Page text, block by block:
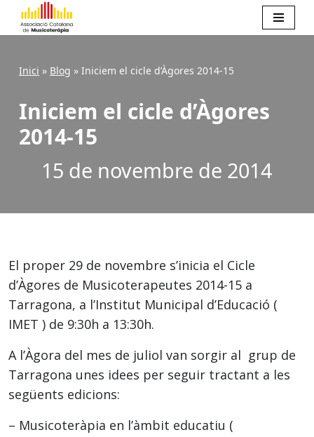
to
content
Inici » Blog » Iniciem el cicle d’Àgores 2014-15
Iniciem el cicle d’Àgores
2014-15
15 de novembre de 2014
El proper 29 de novembre s’inicia el Cicle
d’Àgores de Musicoterapeutes 2014-15 a
Tarragona, a l’Institut Municipal d’Educació (
IMET ) de 9:30h a 13:30h.
A l’Àgora del mes de juliol van sorgir al grup de
Tarragona unes idees per seguir tractant a les
següents edicions:
– Musicoteràpia en l’àmbit educatiu (